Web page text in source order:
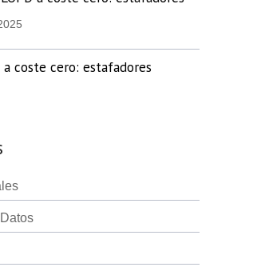
a coste cero: estafadores